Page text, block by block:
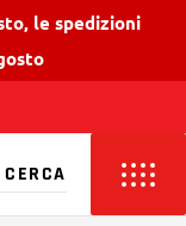
le spedizioni